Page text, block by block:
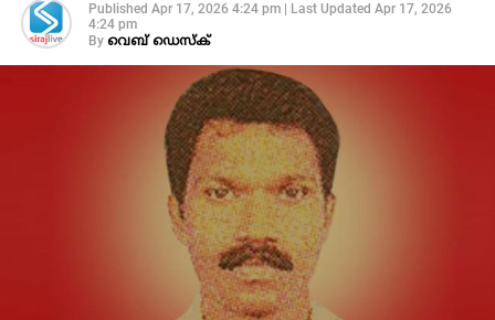
Published Apr 17, 2026 4:24 pm| Last Updated Apr 17, 2026
4:24 pm
By വെബ് ഡെസ്‌ക്